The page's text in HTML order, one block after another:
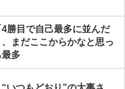
勝目で自己最多に並んだ
まだここからかなと思っ
多